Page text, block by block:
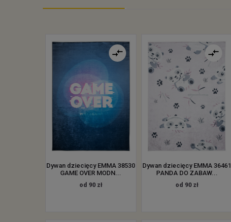
Dywan dziecięcy EMMA 38530
GAME OVER MODN...
od 90 zł
Dywan dziecięcy EMMA 36461
PANDA DO ZABAW...
od 90 zł